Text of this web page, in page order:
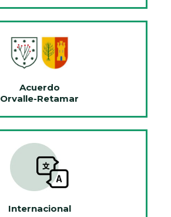
Acuerdo
Orvalle-Retamar
Internacional